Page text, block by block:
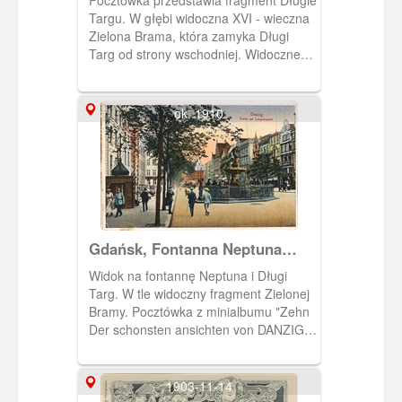
Targu. W głębi widoczna XVI - wieczna
Zielona Brama, która zamyka Długi
Targ od strony wschodniej. Widoczne
ok. 1910
Gdańsk, Fontanna Neptuna
ulica Długi Targ.
Widok na fontannę Neptuna i Długi
Targ. W tle widoczny fragment Zielonej
Bramy. Pocztówka z minialbumu "Zehn
Der schonsten ansichten von DANZIG".
1903-11-14